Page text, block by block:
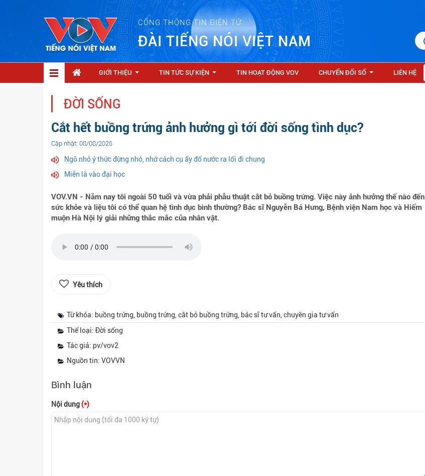
CỔNG THÔNG TIN ĐIỆN TỬ
ĐÀI TIẾNG NÓI VIỆT NAM
GIỚI THIỆU TIN TỨC SỰ KIỆN TIN HOẠT ĐỘNG VOV CHUYỂN ĐỔI SỐ LIÊN HỆ
ĐỜI SỐNG
Cắt hết buồng trứng ảnh hưởng gì tới đời sống tình dục?
Cập nhật: 08/08/2025
Ngõ nhỏ ý thức đừng nhỏ, nhớ cách cụ ấy đổ nước ra lối đi chung
Miễn là vào đại học
VOV.VN - Năm nay tôi ngoài 50 tuổi và vừa phải phẫu thuật cắt bỏ buồng trứng. Việc này ảnh hưởng thế nào đến
sức khỏe và liệu tôi có thể quan hệ tình dục bình thường? Bác sĩ Nguyễn Bá Hưng, Bệnh viện Nam học và Hiếm
muộn Hà Nội lý giải những thắc mắc của nhân vật.
Yêu thích
Từ khóa: buồng trứng, buồng trứng, cắt bỏ buồng trứng, bác sĩ tư vấn, chuyên gia tư vấn
Thể loại: Đời sống
Tác giả: pv/vov2
Nguồn tin: VOVVN
Bình luận
Nội dung (*)